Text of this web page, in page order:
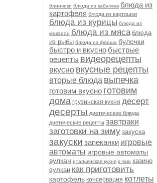
блинчики блюда из кабачков блюда из
картофеля блюда из картошки
блюда из курицы блюда из
макарон блюда из мяса блюда
из рыбы блюда из фарша булочки
быстро и вкусно быстрые
рецепты видеорецепты
вкусно вкусные рецепты
вторые блюда выпечка
готовим вкусно готовим
дома грузинская кухня десерт
десерты диетические блюда
диетические рецепты завтраки
заготовки на зиму закуска
закуски запеканки игровые
автоматы игровые автоматы
вулкан итальянская кухня к чаю казино
вулкан как приготовить
картофель консервация котлеты